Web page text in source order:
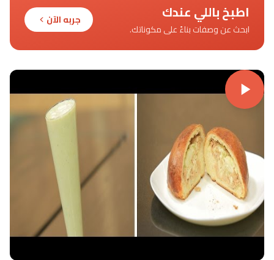
اطبخ باللي عندك
ابحث عن وصفات بناءً على مكوناتك.
جربه الآن